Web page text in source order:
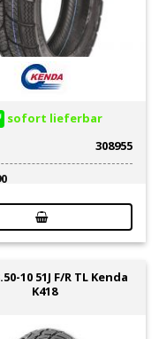
sofort lieferbar
308955
10 51J F/R TL Kenda
K418